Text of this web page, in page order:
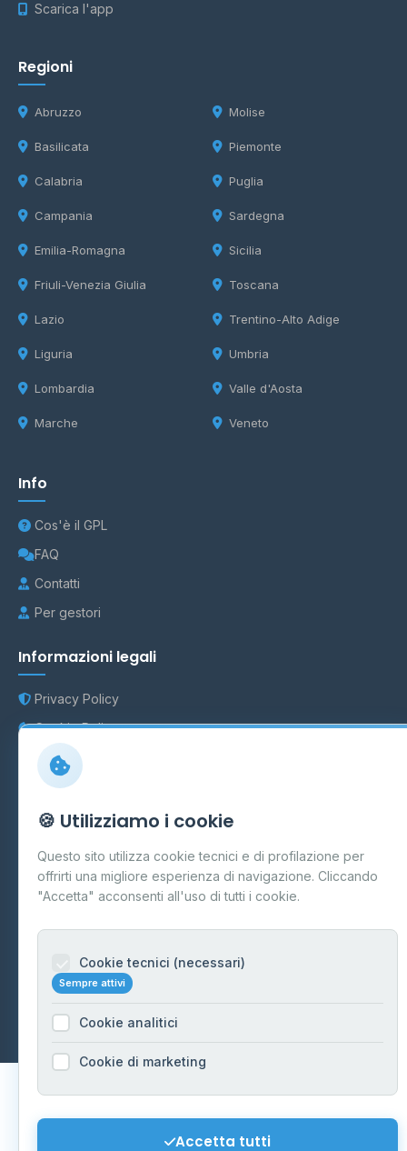
Scarica l'app
Regioni
Abruzzo
Basilicata
Calabria
Campania
Emilia-Romagna
Friuli-Venezia Giulia
Lazio
Liguria
Lombardia
Marche
Molise
Piemonte
Puglia
Sardegna
Sicilia
Toscana
Trentino-Alto Adige
Umbria
Valle d'Aosta
Veneto
Info
Cos'è il GPL
FAQ
Contatti
Per gestori
Informazioni legali
Privacy Policy
Cookie Policy
Preferenze Cookie
Mappa del sito
Contattaci
info@distributori-gpl.it
© 2026 - Distributori di GPL -AF Project Software Agency
Carpi
Dati forniti daMinistero delle Imprese e del Made in Italy
🍪 Utilizziamo i cookie
Questo sito utilizza cookie tecnici e di profilazione per
offrirti una migliore esperienza di navigazione. Cliccando
"Accetta" acconsenti all'uso di tutti i cookie.
Cookie tecnici (necessari)
Sempre attivi
Cookie analitici
Cookie di marketing
Accetta tutti